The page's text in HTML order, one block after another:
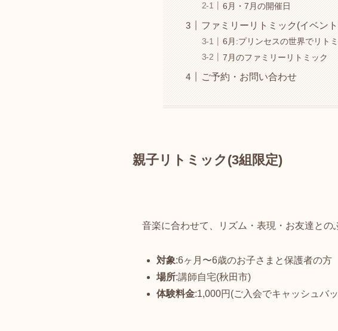
6月・7月の開催日
ファミリーリトミック(イベン
6月:プリンセスの世界でリト
7月のファミリーリトミック
ご予約・お問い合わせ
親子リトミック(3組限定)
音楽に合わせて、リズム・表現・お友達との
対象:6ヶ月〜6歳のお子さまと保護者の方
場所:講師自宅(秋田市)
体験料金:1,000円(ご入会でキャッシュバ